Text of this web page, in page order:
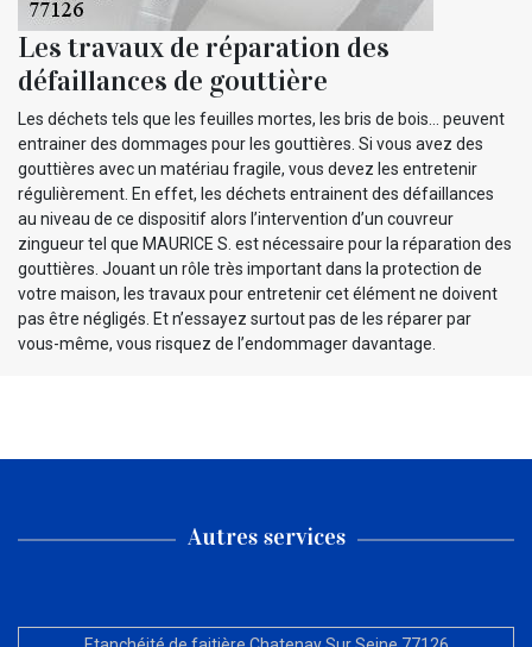
Les travaux de réparation des
défaillances de gouttière
Les déchets tels que les feuilles mortes, les bris de bois… peuvent
entrainer des dommages pour les gouttières. Si vous avez des
gouttières avec un matériau fragile, vous devez les entretenir
régulièrement. En effet, les déchets entrainent des défaillances
au niveau de ce dispositif alors l’intervention d’un couvreur
zingueur tel que MAURICE S. est nécessaire pour la réparation des
gouttières. Jouant un rôle très important dans la protection de
votre maison, les travaux pour entretenir cet élément ne doivent
pas être négligés. Et n’essayez surtout pas de les réparer par
vous-même, vous risquez de l’endommager davantage.
Autres services